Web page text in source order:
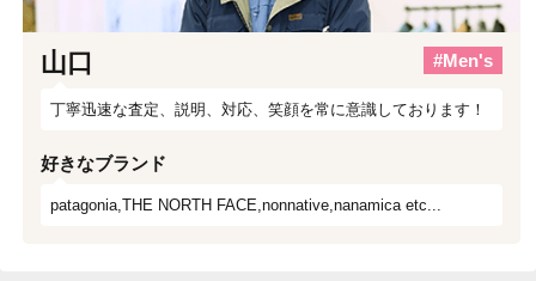
山口 #Men's
丁寧迅速な査定、説明、対応、笑顔を常に意識しております！
好きなブランド
patagonia,THE NORTH FACE,nonnative,nanamica etc...